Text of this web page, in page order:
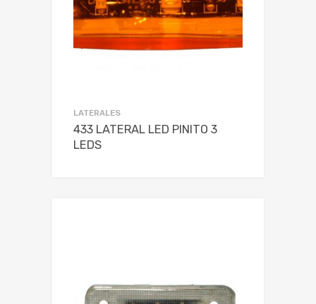
LATERALES
433 LATERAL LED PINITO 3
LEDS